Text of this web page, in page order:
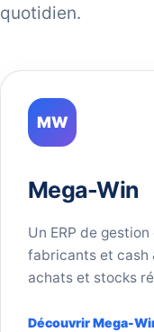
quotidien.
MW
Mega-Win
Un ERP de
fabricants et cash
achats et stocks
Découvrir Mega-